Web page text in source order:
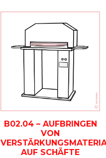
B02.04 – AUFBRINGEN
VON
AUF SCHÄFTE